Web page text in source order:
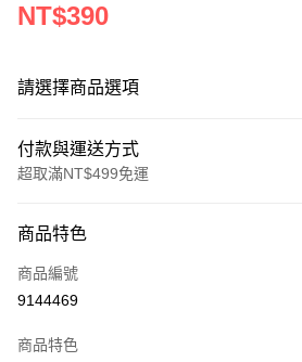
NT$390
請選擇商品選項
付款與運送方式
超取滿NT$499免運
信用卡一次付款
超商取貨付款
商品特色
商品編號
9144469
商品特色